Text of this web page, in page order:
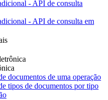
- API de consulta
- API de consulta em
documentos de uma operação
tipos de documentos por tipo